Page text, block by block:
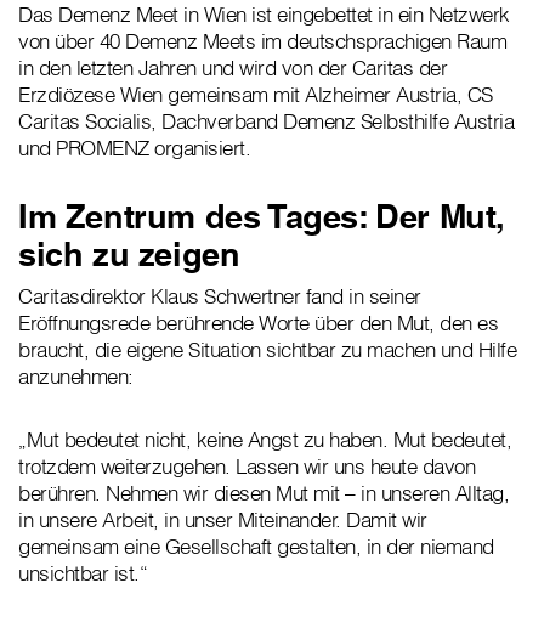
Das Demenz Meet in Wien ist eingebettet in ein Netzwerk
von über 40 Demenz Meets im deutschsprachigen Raum
in den letzten Jahren und wird von der Caritas der
Erzdiözese Wien gemeinsam mit Alzheimer Austria, CS
Caritas Socialis, Dachverband Demenz Selbsthilfe Austria
und PROMENZ organisiert.
Im Zentrum des Tages: Der Mut,
sich zu zeigen
Caritasdirektor Klaus Schwertner fand in seiner
Eröffnungsrede berührende Worte über den Mut, den es
braucht, die eigene Situation sichtbar zu machen und Hilfe
anzunehmen:
„Mut bedeutet nicht, keine Angst zu haben. Mut bedeutet,
trotzdem weiterzugehen. Lassen wir uns heute davon
berühren. Nehmen wir diesen Mut mit – in unseren Alltag,
in unsere Arbeit, in unser Miteinander. Damit wir
gemeinsam eine Gesellschaft gestalten, in der niemand
unsichtbar ist.“